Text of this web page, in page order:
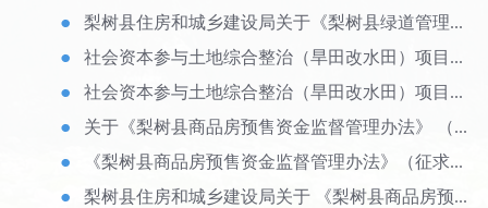
梨树县住房和城乡建设局关于《梨树县绿道管理...
社会资本参与土地综合整治（旱田改水田）项目...
社会资本参与土地综合整治（旱田改水田）项目...
关于《梨树县商品房预售资金监督管理办法》 （...
《梨树县商品房预售资金监督管理办法》（征求...
梨树县住房和城乡建设局关于 《梨树县商品房预...